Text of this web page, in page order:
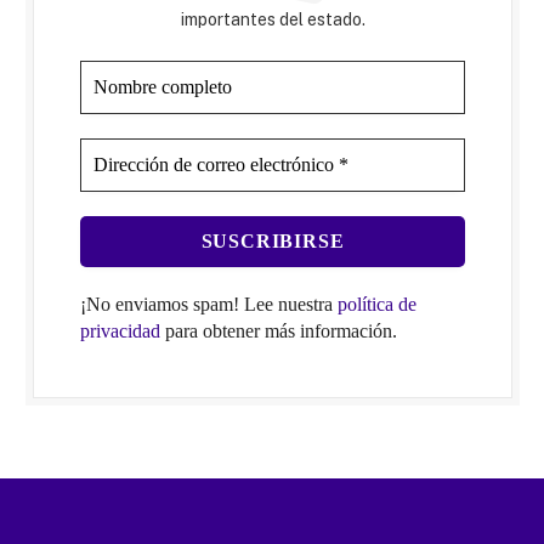
importantes del estado.
¡No enviamos spam! Lee nuestra política de
privacidad para obtener más información.